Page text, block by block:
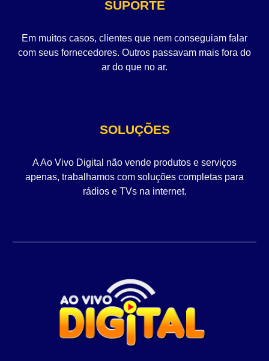
SUPORTE
Em muitos casos, clientes que nem conseguiam falar
com seus fornecedores. Outros passavam mais fora do
ar do que no ar.
SOLUÇÕES
A Ao Vivo Digital não vende produtos e serviços
apenas, trabalhamos com soluções completas para
rádios e TVs na internet.